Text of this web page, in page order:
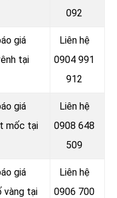
092
giá
tại
Liên hệ
0904 991
912
giá
mốc tại
Liên hệ
0908 648
509
giá
vàng tại
Liên hệ
0906 700